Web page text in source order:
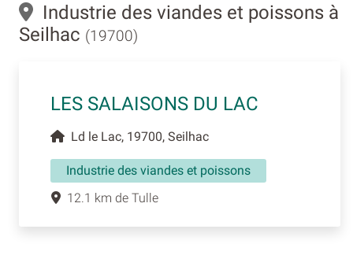
Industrie des viandes et poissons à
Seilhac (19700)
LES SALAISONS DU LAC
Ld le Lac, 19700, Seilhac
Industrie des viandes et poissons
12.1 km de Tulle